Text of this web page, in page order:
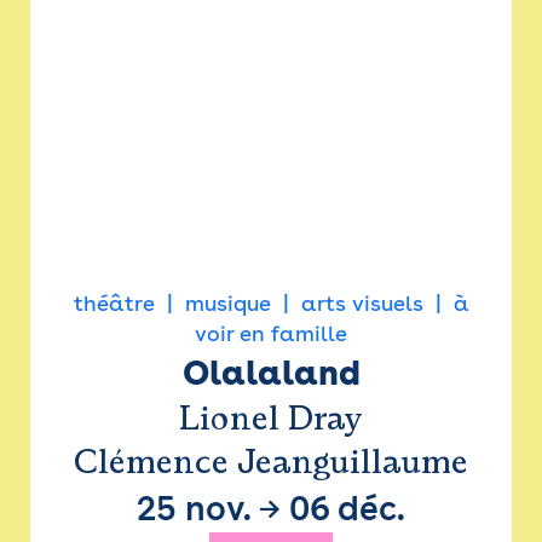
théâtre musique arts visuels
à
voir en famille
Olalaland
Lionel Dray
Clémence Jeanguillaume
25 nov. → 06 déc.